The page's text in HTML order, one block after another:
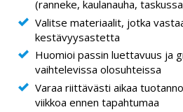
(ranneke, kaulanauha,
Valitse materiaalit, jotka
kestävyysastetta
Huomioi passin luettavuus ja
vaihtelevissa olosuhteissa
Varaa riittävästi aikaa
viikkoa ennen tapahtumaa